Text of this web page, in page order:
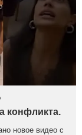
конфликта.
новое видео с